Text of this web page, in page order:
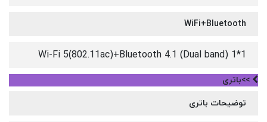
WiFi+Bluetooth
Wi-Fi 5(802.11ac)+Bluetooth 4.1 (Dual band) 1*1
>>باتری
توضیحات باتری